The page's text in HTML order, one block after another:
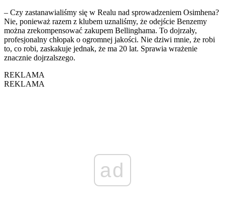
– Czy zastanawialiśmy się w Realu nad sprowadzeniem Osimhena?
Nie, ponieważ razem z klubem uznaliśmy, że odejście Benzemy
można zrekompensować zakupem Bellinghama. To dojrzały,
profesjonalny chłopak o ogromnej jakości. Nie dziwi mnie, że robi
to, co robi, zaskakuje jednak, że ma 20 lat. Sprawia wrażenie
znacznie dojrzalszego.
REKLAMA
REKLAMA
ad